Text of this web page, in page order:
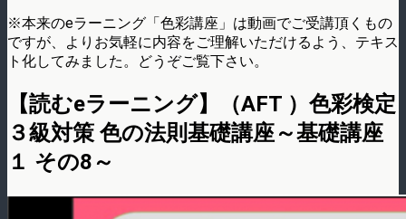
※本来のeラーニング「色彩講座」は動画でご受講頂くもの
ですが、よりお気軽に内容をご理解いただけるよう、テキス
ト化してみました。どうぞご覧下さい。
【読むeラーニング】（AFT ）色彩検定
３級対策 色の法則基礎講座～基礎講座
１ その8～